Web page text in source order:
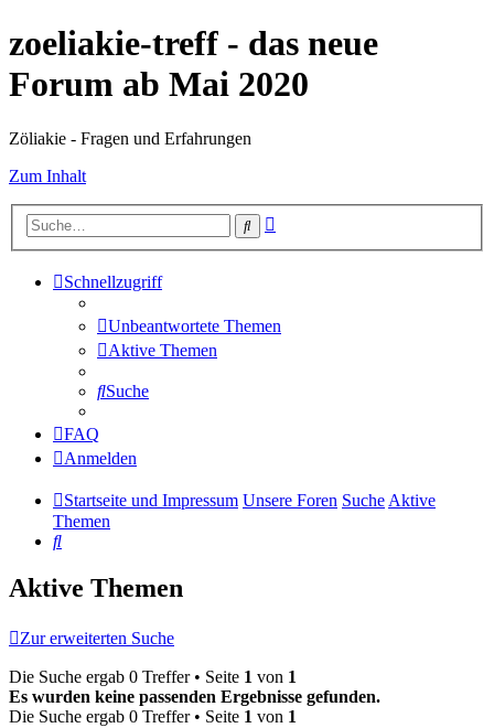
zoeliakie-treff - das neue
Forum ab Mai 2020
Zöliakie - Fragen und Erfahrungen
Zum Inhalt
Suche
Schnellzugriff
Unbeantwortete Themen
Aktive Themen
Suche
FAQ
Anmelden
Startseite und Impressum Unsere Foren SucheAktive
Themen
Suche
Aktive Themen
Zur erweiterten Suche
Die Suche ergab 0 Treffer • Seite 1 von 1
Es wurden keine passenden Ergebnisse gefunden.
Die Suche ergab 0 Treffer • Seite 1 von 1